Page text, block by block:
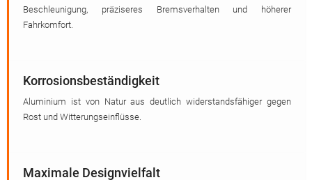
Beschleunigung, präziseres Bremsverhalten und höherer
Fahrkomfort.
Korrosionsbeständigkeit
Aluminium ist von Natur aus deutlich widerstandsfähiger gegen
Rost und Witterungseinflüsse.
Maximale Designvielfalt